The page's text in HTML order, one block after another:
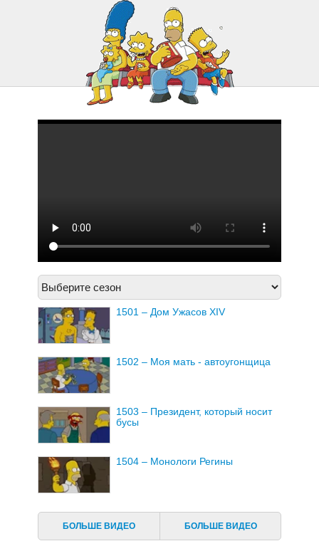
1521 – Искалеченный Бартом
1501 – Дом Ужасов XIV
1502 – Моя мать - автоугонщица
1503 – Президент, который носит
бусы
1504 – Монологи Регины
БОЛЬШЕ ВИДЕО БОЛЬШЕ ВИДЕО